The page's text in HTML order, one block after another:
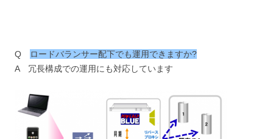
Q
ロードバランサー配下でも運用できますか?
A 冗長構成での運用にも対応しています